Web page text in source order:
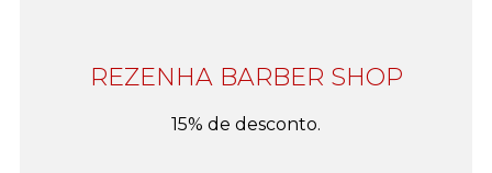
REZENHA BARBER SHOP
15% de desconto.